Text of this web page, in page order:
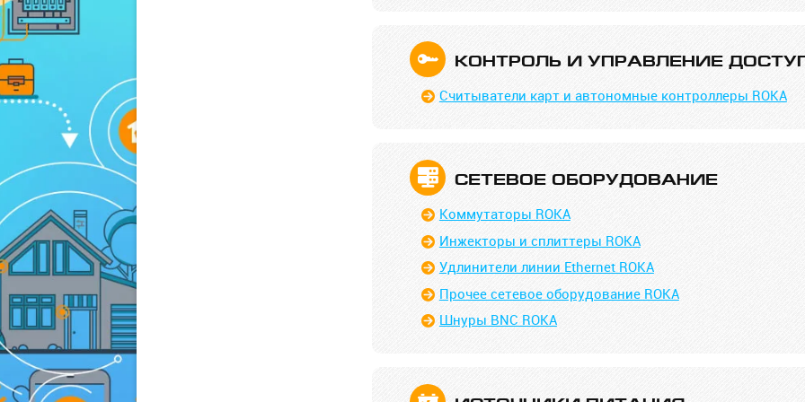
КОНТРОЛЬ И УПРАВЛЕ­НИЕ
Считыватели карт и автономные контроллеры ROKA
СЕТЕВОЕ ОБОРУДОВА­НИЕ
Коммутаторы ROKA
Инжекторы и сплиттеры ROKA
Удлинители линии Ethernet ROKA
Прочее сетевое оборудование ROKA
Шнуры BNC ROKA